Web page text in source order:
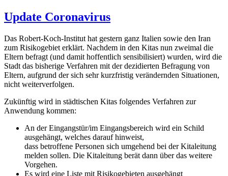
Update Coronavirus
Das Robert-Koch-Institut hat gestern ganz Italien sowie den Iran
zum Risikogebiet erklärt. Nachdem in den Kitas nun zweimal die
Eltern befragt (und damit hoffentlich sensibilisiert) wurden, wird die
Stadt das bisherige Verfahren mit der dezidierten Befragung von
Eltern, aufgrund der sich sehr kurzfristig verändernden Situationen,
nicht weiterverfolgen.
Zukünftig wird in städtischen Kitas folgendes Verfahren zur
Anwendung kommen:
An der Eingangstür/im Eingangsbereich wird ein Schild
ausgehängt, welches darauf hinweist,
dass betroffene Personen sich umgehend bei der Kitaleitung
melden sollen. Die Kitaleitung berät dann über das weitere
Vorgehen.
Es wird eine Liste mit Risikogebieten ausgehängt